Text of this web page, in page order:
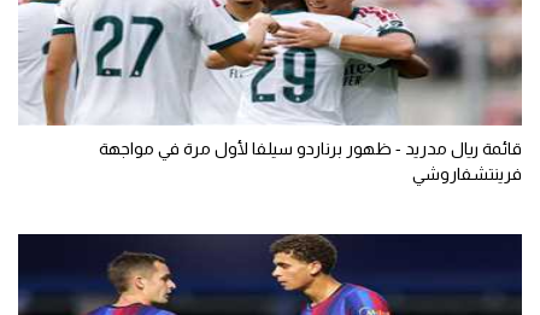
قائمة ريال مدريد - ظهور برناردو سيلفا لأول مرة في مواجهة
فرينتشفاروشي